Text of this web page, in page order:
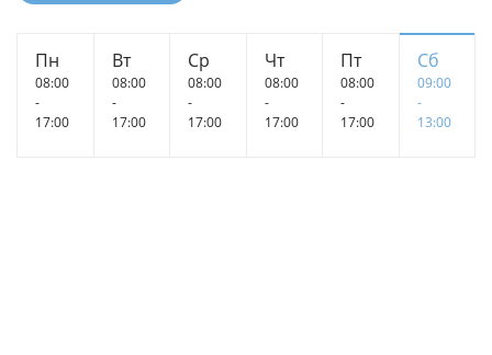
Пн
08:00
-
17:00
Вт
08:00
-
17:00
Ср
08:00
-
17:00
Чт
08:00
-
17:00
Пт
08:00
-
17:00
Сб
09:00
-
13:00